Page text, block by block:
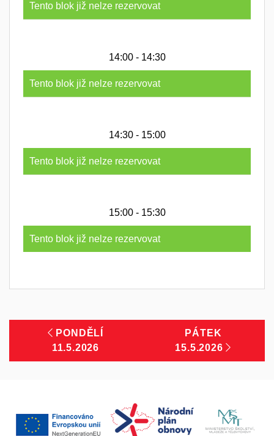
Tento blok již nelze rezervovat
14:00 - 14:30
Tento blok již nelze rezervovat
14:30 - 15:00
Tento blok již nelze rezervovat
15:00 - 15:30
Tento blok již nelze rezervovat
PONDĚLÍ
11.5.2026
PÁTEK
15.5.2026